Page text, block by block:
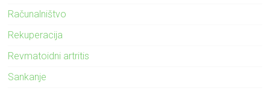
Računalništvo
Rekuperacija
Revmatoidni artritis
Sankanje